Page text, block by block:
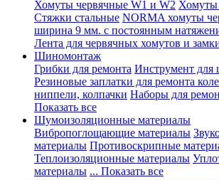
Хомуты червячные W1 и W2 Хомуты
Стяжки стальные NORMA хомуты
ширина 9 мм. с постоянным
Лента для червячных хомутов и
Шиномонтаж
Грибки для ремонта Инструмент для
Резиновые заплатки для ремонта
ниппели, колпачки Наборы для
Показать все
Шумоизоляционные материалы
Вибропоглощающие материалы
материалы Противоскрипные
Теплоизоляционные материалы
материалы ... Показать все